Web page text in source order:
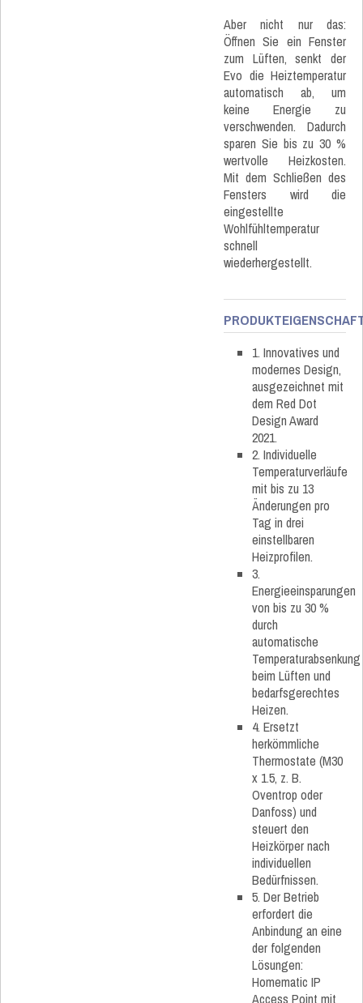
Aber nicht nur das:
Öffnen Sie ein Fenster
zum Lüften, senkt der
Evo die Heiztemperatur
automatisch ab, um
keine Energie zu
verschwenden. Dadurch
sparen Sie bis zu 30 %
wertvolle Heizkosten.
Mit dem Schließen des
Fensters wird die
eingestellte
Wohlfühltemperatur
schnell
wiederhergestellt.
1. Innovatives und
modernes Design,
ausgezeichnet mit
dem Red Dot
Design Award
2021.
2. Individuelle
Temperaturverläufe
mit bis zu 13
Änderungen pro
Tag in drei
einstellbaren
Heizprofilen.
3.
Energieeinsparungen
von bis zu 30 %
durch
automatische
Temperaturabsenkung
beim Lüften und
bedarfsgerechtes
Heizen.
4. Ersetzt
herkömmliche
Thermostate (M30
x 1.5, z. B.
Oventrop oder
Danfoss) und
steuert den
Heizkörper nach
individuellen
Bedürfnissen.
5. Der Betrieb
erfordert die
Anbindung an eine
der folgenden
Lösungen:
Homematic IP
Access Point mit